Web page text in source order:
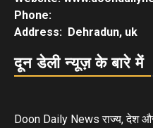
Phone:
Address: Dehradun, uk
दून डेली न्यूज़ के बारे में
Doon Daily News राज्य, देश